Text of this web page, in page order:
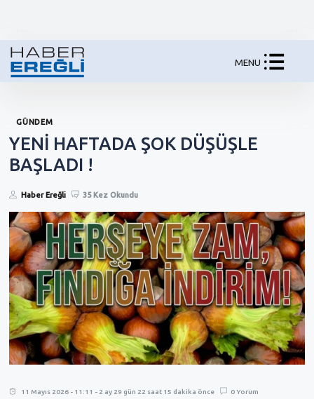
MENU
GÜNDEM
YENİ HAFTADA ŞOK DÜŞÜŞLE
BAŞLADI !
Haber Ereğli 35 Kez Okundu
11 Mayıs 2026 - 11:11 - 2 ay 29 gün 22 saat 15 dakika önce 0 Yorum